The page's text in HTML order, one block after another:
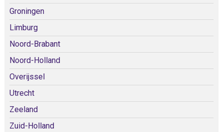
Groningen
Limburg
Noord-Brabant
Noord-Holland
Overijssel
Utrecht
Zeeland
Zuid-Holland